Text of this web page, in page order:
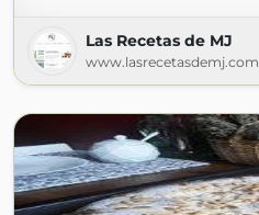
Las Recetas de MJ
www.lasrecetasdemj.com